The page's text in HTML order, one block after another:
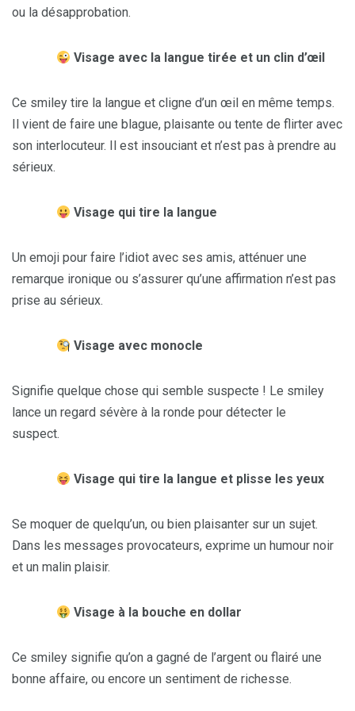
ou la désapprobation.
Visage avec la langue tirée et un clin d’œil
Ce smiley tire la langue et cligne d’un œil en même temps.
Il vient de faire une blague, plaisante ou tente de flirter avec
son interlocuteur. Il est insouciant et n’est pas à prendre au
sérieux.
Visage qui tire la langue
Un emoji pour faire l’idiot avec ses amis, atténuer une
remarque ironique ou s’assurer qu’une affirmation n’est pas
prise au sérieux.
Visage avec monocle
Signifie quelque chose qui semble suspecte ! Le smiley
lance un regard sévère à la ronde pour détecter le
suspect.
Visage qui tire la langue et plisse les yeux
Se moquer de quelqu’un, ou bien plaisanter sur un sujet.
Dans les messages provocateurs, exprime un humour noir
et un malin plaisir.
Visage à la bouche en dollar
Ce smiley signifie qu’on a gagné de l’argent ou flairé une
bonne affaire, ou encore un sentiment de richesse.